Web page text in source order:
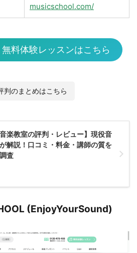
musicschool.com/
無料体験レッスンはこちら
判のまとめはこちら
音楽教室の評判・レビュー】現役音
解説！口コミ・料金・講師の質を
査
(EnjoyYourSound)